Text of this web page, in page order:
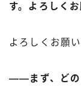
す。よろしく
よろしくお願い
――まず、どの